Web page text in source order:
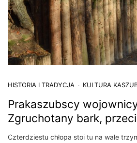
HISTORIA I TRADYCJA KULTURA
Prakaszubscy
Zgruchotany bark,
Czterdziestu chłopa stoi tu na wale